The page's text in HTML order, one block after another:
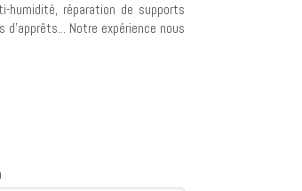
réparation de supports
Notre expérience nous